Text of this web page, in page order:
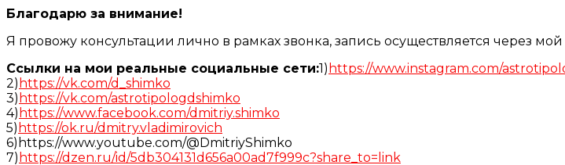
Благодарю за внимание!
Я провожу консультации лично в рамках звонка, запись осуществляется через
Ссылки на мои реальные социальные сети:1) https://www.instagram.com/
2) https://vk.com/d_shimko
3) https://vk.com/astrotipologdshimko
4) https://www.facebook.com/dmitriy.shimko
5) https://ok.ru/dmitry.vladimirovich
6)https://www.youtube.com/@DmitriyShimko
7) https://dzen.ru/id/5db304131d656a00ad7f999c?share_to=link